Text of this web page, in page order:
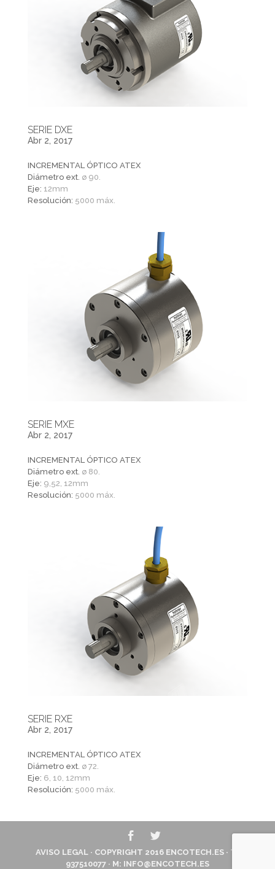
SERIE DXE
Abr 2, 2017
INCREMENTAL ÓPTICO ATEX
Diámetro ext. ø 90.
Eje: 12mm
Resolución: 5000 máx.
SERIE MXE
Abr 2, 2017
INCREMENTAL ÓPTICO ATEX
Diámetro ext. ø 80.
Eje: 9,52, 12mm
Resolución: 5000 máx.
SERIE RXE
Abr 2, 2017
INCREMENTAL ÓPTICO ATEX
Diámetro ext. ø 72.
Eje: 6, 10, 12mm
Resolución: 5000 máx.
AVISO LEGAL · COPYRIGHT 2016 ENCOTECH.ES · T:
937510077 · M: INFO@ENCOTECH.ES